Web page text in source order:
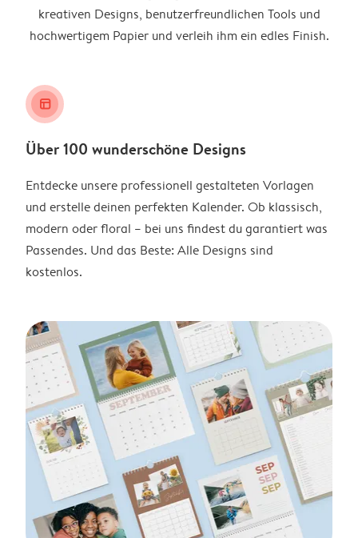
kreativen Designs, benutzerfreundlichen Tools und
hochwertigem Papier und verleih ihm ein edles Finish.
layout_alt
Über 100 wunderschöne Designs
Entdecke unsere professionell gestalteten Vorlagen
und erstelle deinen perfekten Kalender. Ob klassisch,
modern oder floral – bei uns findest du garantiert was
Passendes. Und das Beste: Alle Designs sind
kostenlos.